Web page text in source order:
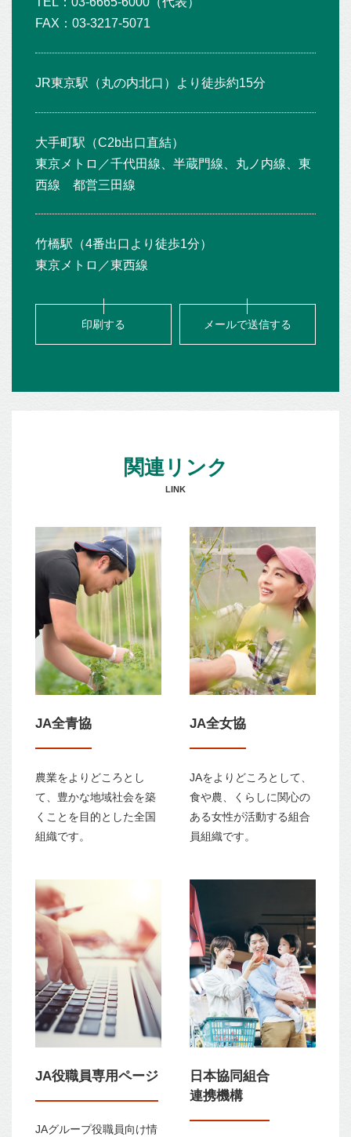
FAX：03-3217-5071
JR東京駅（丸の内北口）より徒歩約15分
大手町駅（C2b出口直結）
東京メトロ／千代田線、半蔵門線、丸ノ内線、東
西線 都営三田線
竹橋駅（4番出口より徒歩1分）
東京メトロ／東西線
印刷する メールで送信する
関連リンク
LINK
JA全青協
農業をよりどころとし
て、豊かな地域社会を築
くことを目的とした全国
組織です。
JA全女協
JAをよりどころとして、
食や農、くらしに関心の
ある女性が活動する組合
員組織です。
JA役職員専用ページ
JAグループ役職員向け情
日本協同組合
連携機構